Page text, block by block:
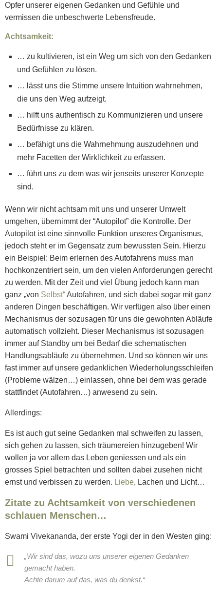
Opfer unserer eigenen Gedanken und Gefühle und
vermissen die unbeschwerte Lebensfreude.
Achtsamkeit:
… zu kultivieren, ist ein Weg um sich von den Gedanken
und Gefühlen zu lösen.
… lässt uns die Stimme unsere Intuition wahrnehmen,
die uns den Weg aufzeigt.
… hilft uns authentisch zu Kommunizieren und unsere
Bedürfnisse zu klären.
… befähigt uns die Wahrnehmung auszudehnen und
mehr Facetten der Wirklichkeit zu erfassen.
… führt uns zu dem was wir jenseits unserer Konzepte
sind.
Wenn wir nicht achtsam mit uns und unserer Umwelt
umgehen, übernimmt der “Autopilot” die Kontrolle. Der
Autopilot ist eine sinnvolle Funktion unseres Organismus,
jedoch steht er im Gegensatz zum bewussten Sein. Hierzu
ein Beispiel: Beim erlernen des Autofahrens muss man
hochkonzentriert sein, um den vielen Anforderungen gerecht
zu werden. Mit der Zeit und viel Übung jedoch kann man
ganz „von Selbst“Autofahren, und sich dabei sogar mit ganz
anderen Dingen beschäftigen. Wir verfügen also über einen
Mechanismus der sozusagen für uns die gewohnten Abläufe
automatisch vollzieht. Dieser Mechanismus ist sozusagen
immer auf Standby um bei Bedarf die schematischen
Handlungsabläufe zu übernehmen. Und so können wir uns
fast immer auf unsere gedanklichen Wiederholungsschleifen
(Probleme wälzen…) einlassen, ohne bei dem was gerade
stattfindet (Autofahren…) anwesend zu sein.
Allerdings:
Es ist auch gut seine Gedanken mal schweifen zu lassen,
sich gehen zu lassen, sich träumereien hinzugeben! Wir
wollen ja vor allem das Leben geniessen und als ein
grosses Spiel betrachten und sollten dabei zusehen nicht
ernst und verbissen zu werden. Liebe, Lachen und Licht…
Zitate zu Achtsamkeit von verschiedenen
schlauen Menschen…
Swami Vivekananda, der erste Yogi der in den Westen ging:
„Wir sind das, wozu uns unserer eigenen Gedanken
gemacht haben.
Achte darum auf das, was du denkst.“